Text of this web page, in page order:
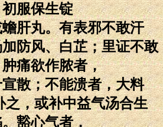
服保生锭
肝丸。有表邪不敢汗
防风、白芷；里证不敢
痛欲作脓者，
散；不能溃者，大料
之，或补中益气汤合生
豁心气者，